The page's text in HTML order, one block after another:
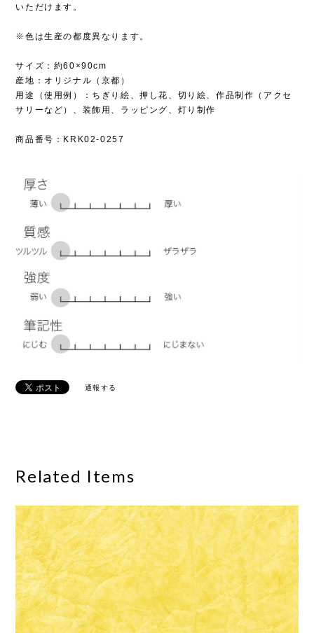
いただけます。
※色は生産の都度異なります。
サイズ：約60×90cm
産地：オリジナル（京都）
用途（使用例）：ちぎり絵、押し花、切り絵、作品制作（アクセ
サリーなど）、装飾用、ラッピング、灯り制作
商品番号：KRK02-0257
通報する
Related Items